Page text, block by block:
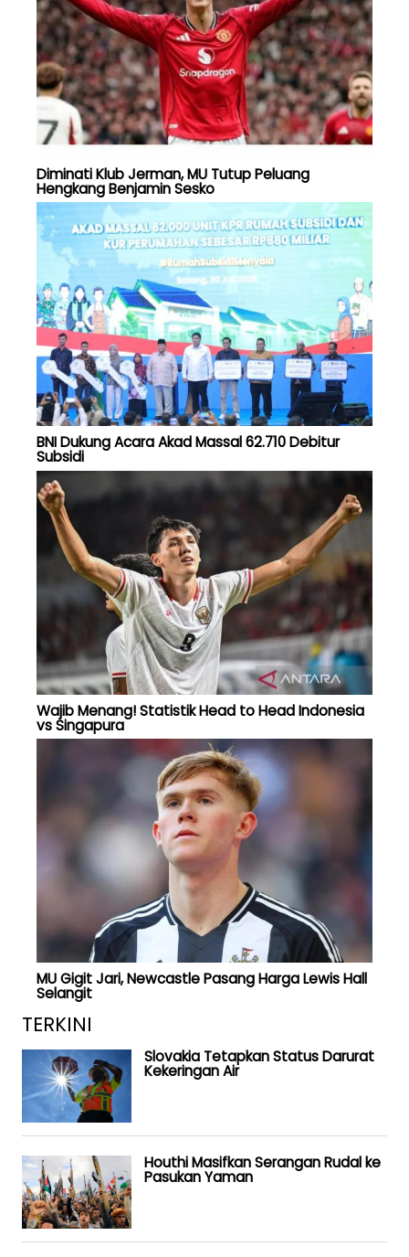
Diminati Klub Jerman, MU Tutup Peluang
Hengkang Benjamin Sesko
BNI Dukung Acara Akad Massal 62.710 Debitur
Subsidi
Wajib Menang! Statistik Head to Head Indonesia
vs Singapura
MU Gigit Jari, Newcastle Pasang Harga Lewis Hall
Selangit
TERKINI
Slovakia Tetapkan Status Darurat
Kekeringan Air
Houthi Masifkan Serangan Rudal ke
Pasukan Yaman